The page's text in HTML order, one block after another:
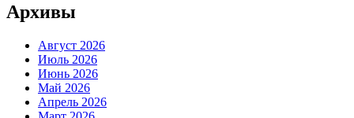
Архивы
Август 2026
Июль 2026
Июнь 2026
Май 2026
Апрель 2026